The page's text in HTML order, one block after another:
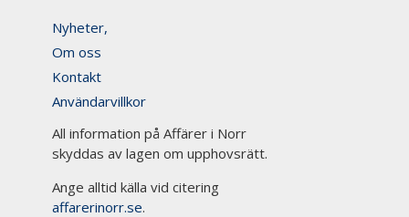
Nyheter,
Om oss
Kontakt
Användarvillkor
All information på Affärer i Norr
skyddas av lagen om upphovsrätt.
Ange alltid källa vid citering
affarerinorr.se.